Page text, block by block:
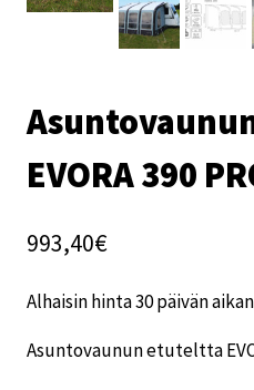
EVORA 390
993,40€
Alhaisin hinta 30 päivän
Asuntovaunun etuteltta